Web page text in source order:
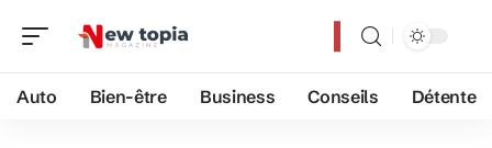
Auto Bien-être Business Conseils Détente